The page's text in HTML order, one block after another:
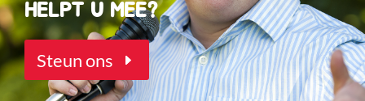
HELPT U MEE?
Steun ons